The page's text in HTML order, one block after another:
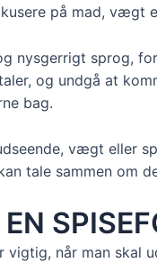
på mad, vægt
nysgerrigt sprog,
og undgå at
bag.
vægt eller
tale sammen om
vigtig, når man skal